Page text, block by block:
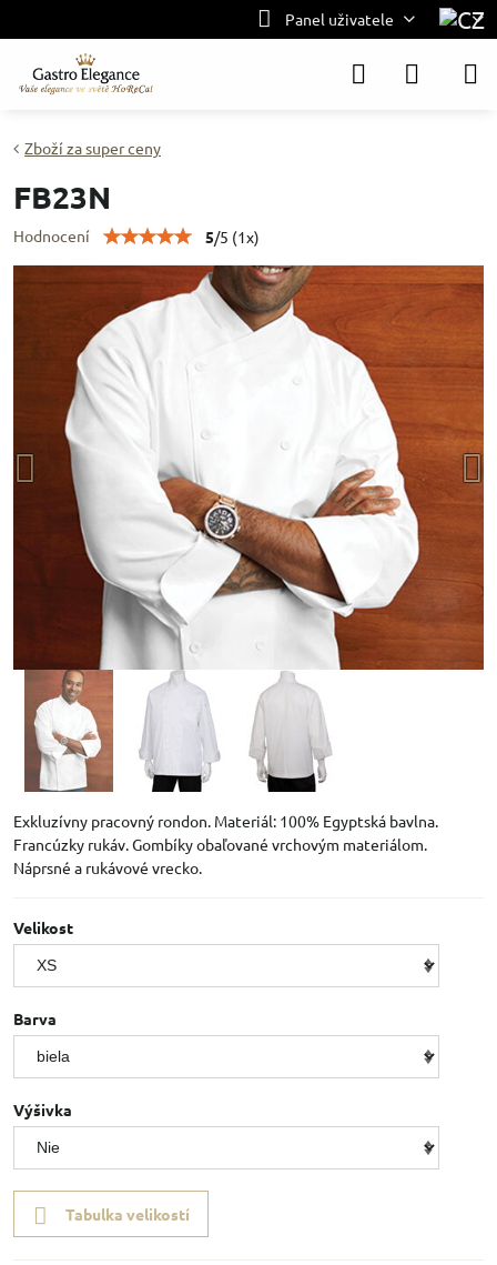
Panel uživatele
Zboží za super ceny
FB23N
Hodnocení 5/5 (1x)
Exkluzívny pracovný rondon. Materiál: 100% Egyptská bavlna.
Francúzky rukáv. Gombíky obaľované vrchovým materiálom.
Náprsné a rukávové vrecko.
Velikost
Barva
Výšivka
Tabulka velikostí